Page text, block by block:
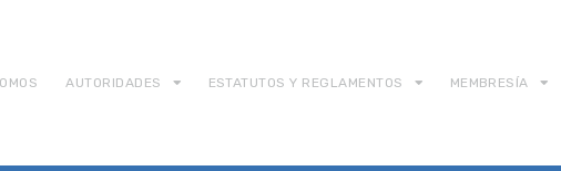
AUTORIDADES ESTATUTOS Y REGLAMENTOS MEMBRESÍA